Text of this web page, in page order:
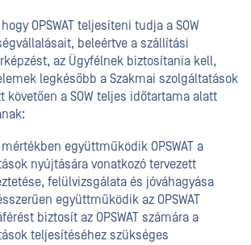
OPSWAT teljesíteni tudja a SOW
beleértve a szállítási
az Ügyfélnek biztosítania kell,
legkésőbb a Szakmai szolgáltatások
követően a SOW teljes időtartama alatt
együttműködik OPSWAT a
nyújtására vonatkozó tervezett
felülvizsgálata és jóváhagyása
együttműködik az OPSWAT
biztosít az OPSWAT számára a
teljesítéséhez szükséges